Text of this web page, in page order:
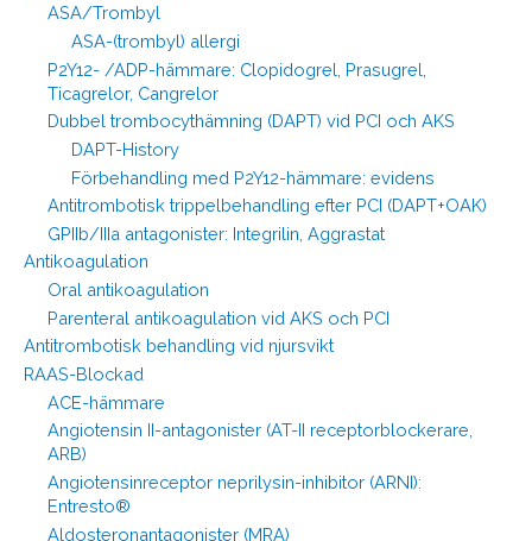
ASA/Trombyl
ASA-(trombyl) allergi
P2Y12- /ADP-hämmare: Clopidogrel, Prasugrel,
Ticagrelor, Cangrelor
Dubbel trombocythämning (DAPT) vid PCI och AKS
DAPT-History
Förbehandling med P2Y12-hämmare: evidens
Antitrombotisk trippelbehandling efter PCI (DAPT+OAK)
GPIIb/IIIa antagonister: Integrilin, Aggrastat
Antikoagulation
Oral antikoagulation
Parenteral antikoagulation vid AKS och PCI
Antitrombotisk behandling vid njursvikt
RAAS-Blockad
ACE-hämmare
Angiotensin II-antagonister (AT-II receptorblockerare,
ARB)
Angiotensinreceptor neprilysin-inhibitor (ARNI):
Entresto®
Aldosteronantagonister (MRA)